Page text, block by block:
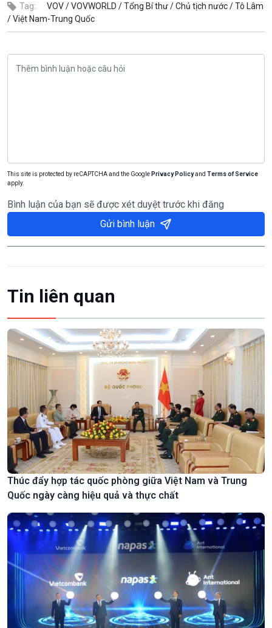
Tag: VOV /VOVWORLD /Tổng Bí thư /Chủ tịch nước /Tô Lâm
/Việt Nam-Trung Quốc
This site is protected by reCAPTCHA and the Google Privacy Policyand Terms of Service
apply.
Bình luận của bạn sẽ được xét duyệt trước khi đăng
Gửi bình luận
Tin liên quan
Thúc đẩy hợp tác quốc phòng giữa Việt Nam và Trung
Quốc ngày càng hiệu quả và thực chất